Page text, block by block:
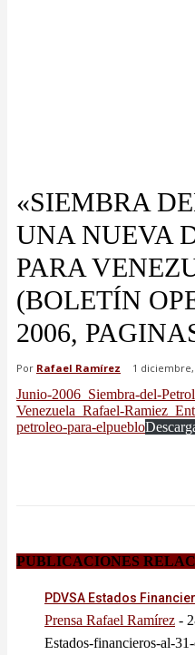
«SIEMBRA
UNA NUEVA
PARA
(BOLETÍN
2006,
Por Rafael Ramírez 1 diciembre,
Junio-2006_Siembra-del-
Venezuela_Rafael-
petroleo-para-elpueblo
PUBLICACIONES
PDVSA Estados
Prensa Rafael Ramírez -
Estados-financieros-al-